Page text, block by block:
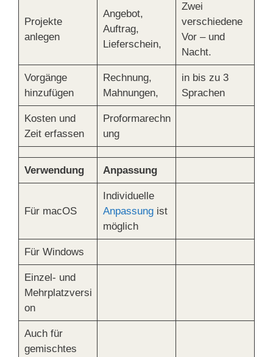
Projekte
anlegen
Angebot,
Auftrag,
Lieferschein,
Zwei
verschiedene
Vor – und
Nacht.
Vorgänge
hinzufügen
Rechnung,
Mahnungen,
in bis zu 3
Sprachen
Kosten und
Zeit erfassen
Proformarechn
ung
Verwendung Anpassung
Für macOS
Individuelle
Anpassungist
möglich
Für Windows
Einzel- und
Mehrplatzversi
on
Auch für
gemischtes